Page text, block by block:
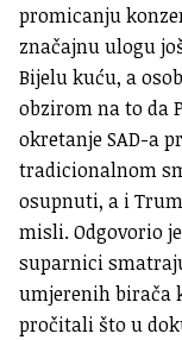
promicanju
značajnu ulogu
Bijelu kuću, a
obzirom na to da
okretanje SAD-a
tradicionalnom
osupnuti, a i
misli. Odgovorio
suparnici
umjerenih birača
pročitali što u